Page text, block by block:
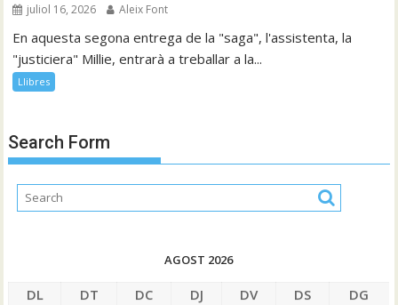
juliol 16, 2026 Aleix Font
En aquesta segona entrega de la "saga", l'assistenta, la
"justiciera" Millie, entrarà a treballar a la...
Llibres
Search Form
AGOST 2026
DL DT DC DJ DV DS
DG